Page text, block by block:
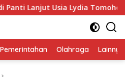
Lanjut Usia Lydia Tomohon
Pemerintahan Olahraga Lainnya